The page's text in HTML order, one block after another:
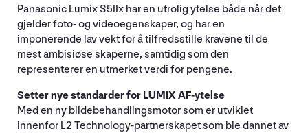
Panasonic Lumix S5IIx har en utrolig ytelse både når det
gjelder foto- og videoegenskaper, og har en
imponerende lav vekt for å tilfredsstille kravene til de
mest ambisiøse skaperne, samtidig som den
representerer en utmerket verdi for pengene.
Setter nye standarder for LUMIX AF-ytelse
Med en ny bildebehandlingsmotor som er utviklet
innenfor L2 Technology-partnerskapet som ble dannet av